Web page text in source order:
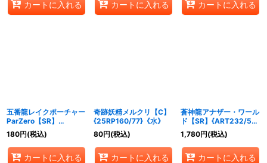
カートに入れる カートに入れる カートに入れる
五番龍レイクポーチャー
ParZero【SR】
{25SP12/16}《水》
180円(税込)
カートに入れる
奇跡妖精メルクリ【C】
{25RP160/77}《水》
80円(税込)
カートに入れる
蒼神龍アナザー・ワール
ド【SR】{ART232/5}
《水》
1,780円(税込)
カートに入れる